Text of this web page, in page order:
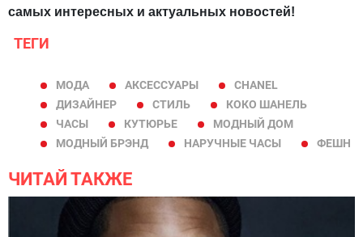
самых интересных и актуальных новостей!
ТЕГИ
МОДА АКСЕССУАРЫ
CHANEL
ДИЗАЙНЕР
СТИЛЬ
КОКО ШАНЕЛЬ
ЧАСЫ
КУТЮРЬЕ
МОДНЫЙ ДОМ
МОДНЫЙ БРЭНД
НАРУЧНЫЕ ЧАСЫ ФЕШН
ЧИТАЙ ТАКЖЕ